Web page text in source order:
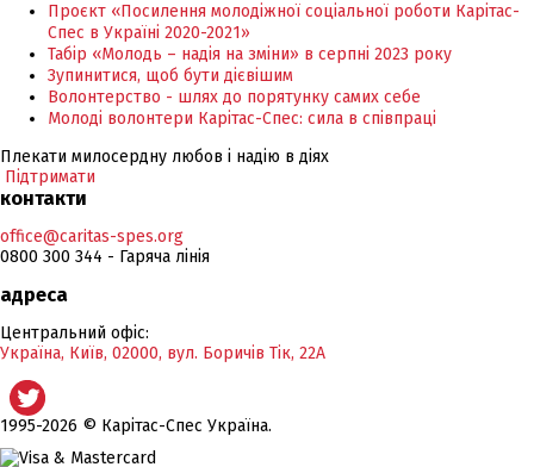
Проєкт «Посилення молодіжної соціальної роботи Карітас-
Спес в Україні 2020-2021»
Табір «Молодь – надія на зміни» в серпні 2023 року
Зупинитися, щоб бути дієвішим
Волонтерство - шлях до порятунку самих себе
Молоді волонтери Карітас-Спес: сила в співпраці
Плекати милосердну любов і надію в діях
Підтримати
контакти
office@caritas-spes.org
0800 300 344 - Гаряча лінія
адреса
Центральний офіс:
Україна, Київ, 02000, вул. Боричів Тік, 22А
1995-2026 © Карітас-Спес Україна.